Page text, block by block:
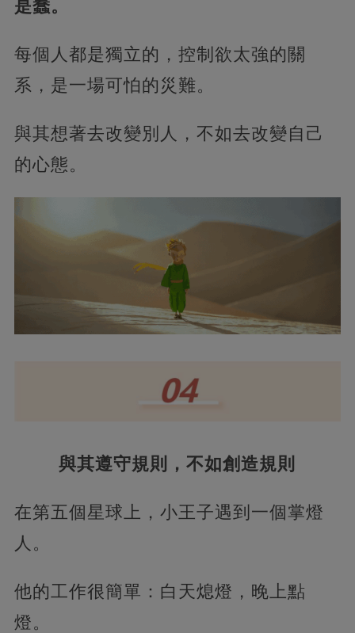
是蠢。
每個人都是獨立的，控制欲太強的關
系，是一場可怕的災難。
與其想著去改變別人，不如去改變自己
的心態。
與其遵守規則，不如創造規則
在第五個星球上，小王子遇到一個掌燈
人。
他的工作很簡單：白天熄燈，晚上點
燈。